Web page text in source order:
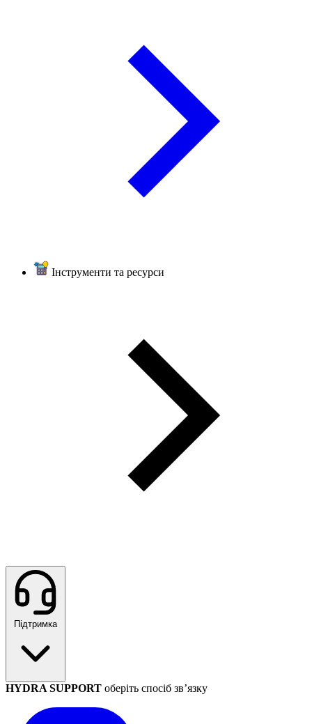
Інструменти та ресурси
Підтримка
HYDRA SUPPORT оберіть спосіб зв’язку